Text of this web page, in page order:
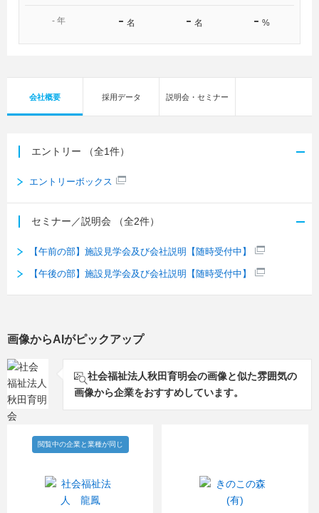
- 年 - 名 - 名 - %
会社概要 採用データ 説明会・セミナー
エントリー （全1件）
エントリーボックス
セミナー／説明会 （全2件）
【午前の部】施設見学会及び会社説明【随時受付中】
【午後の部】施設見学会及び会社説明【随時受付中】
画像からAIがピックアップ
社会福祉法人秋田育明会の画像と似た雰囲気の
画像から企業をおすすめしています。
閲覧中の企業と業種が同じ